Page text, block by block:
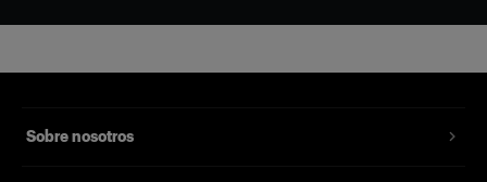
Sobre nosotros